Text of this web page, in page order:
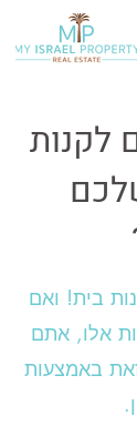
לקנות
בית! ואם
אלו, אתם
באמצעות